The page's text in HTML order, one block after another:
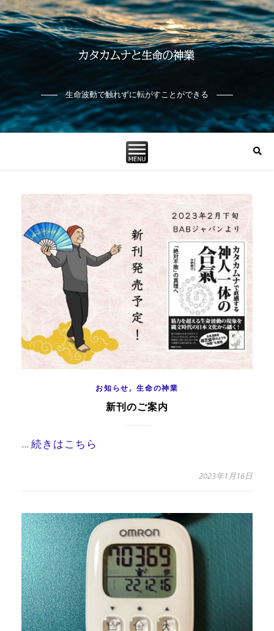
生命波動で触れずに転がすことができる
お知らせ,生命の神業
新刊のご案内
... 続きはこちら
2023年1月16日